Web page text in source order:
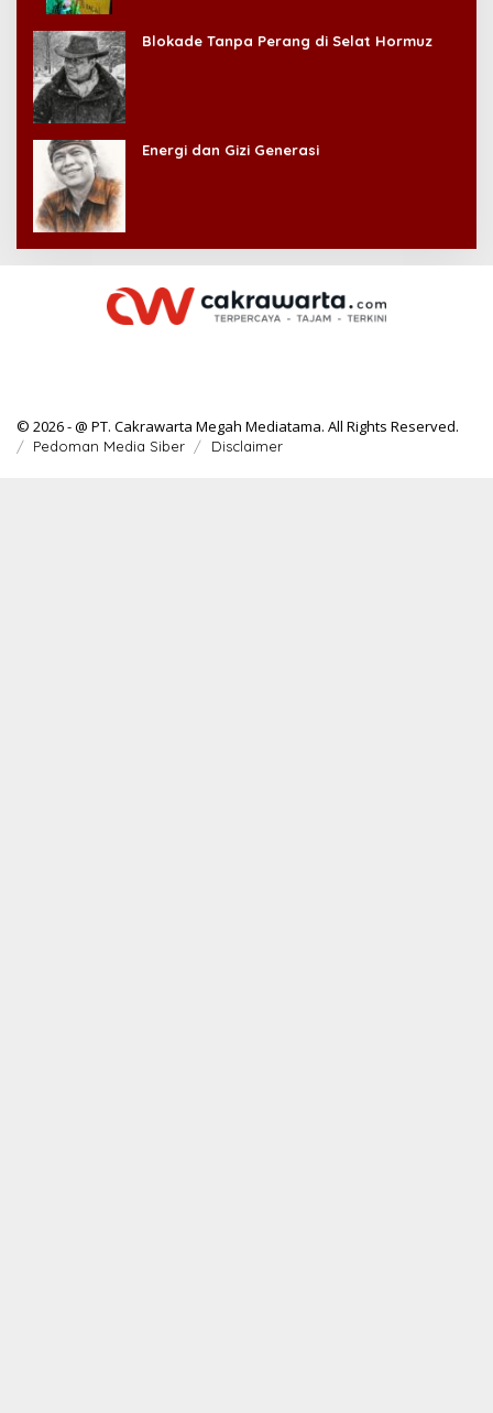
Blokade Tanpa Perang di Selat Hormuz
Energi dan Gizi Generasi
© 2026 - @ PT. Cakrawarta Megah Mediatama. All Rights Reserved.
Pedoman Media Siber Disclaimer